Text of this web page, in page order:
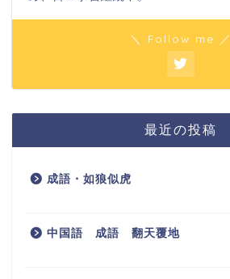
＼ Follow me ／
最近の投稿
成語・如狼似虎
中国語 成語 翻天覆地